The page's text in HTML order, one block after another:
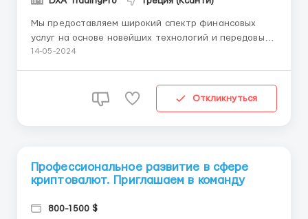
Мы предоставляем широкий спектр финансовых
услуг на основе новейших технологий и передовых
стратегий. Наша команда экспертов в области
результатов. Мы ищем новичков, которые хотят
начать свою карьеру в сфере крип...
14-05-2024
Откликнуться
Профессиональное развитие в сфере
криптовалют. Приглашаем в команду
800-1500 $